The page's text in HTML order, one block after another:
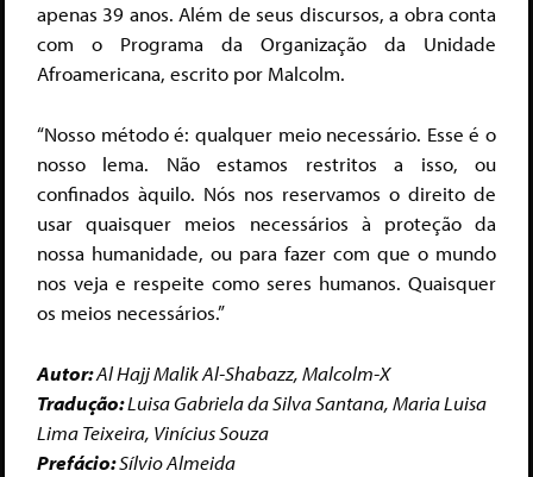
apenas 39 anos. Além de seus discursos, a obra conta
com o Programa da Organização da Unidade
Afroamericana, escrito por Malcolm.
“Nosso método é: qualquer meio necessário. Esse é o
nosso lema. Não estamos restritos a isso, ou
confinados àquilo. Nós nos reservamos o direito de
usar quaisquer meios necessários à proteção da
nossa humanidade, ou para fazer com que o mundo
nos veja e respeite como seres humanos. Quaisquer
os meios necessários.”
Autor:Al Hajj Malik Al-Shabazz, Malcolm-X
Tradução:Luisa Gabriela da Silva Santana, Maria Luisa
Lima Teixeira, Vinícius Souza
Prefácio:Sílvio Almeida